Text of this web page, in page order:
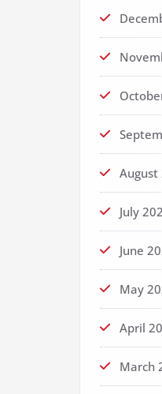
August
July
June
May
April
March